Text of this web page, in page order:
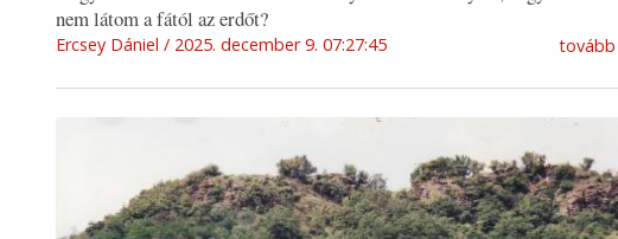
nem látom a fától az erdőt?
Ercsey Dániel 2025. december 9. 07:27:45 tovább